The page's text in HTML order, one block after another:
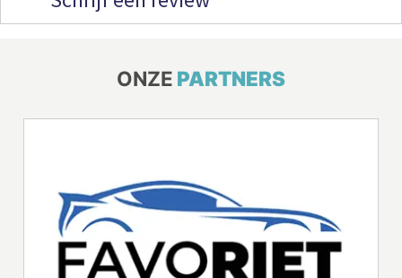
ONZE PARTNERS